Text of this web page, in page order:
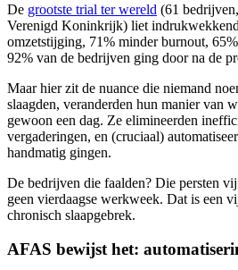
De grootste trial ter wereld (61
Verenigd Koninkrijk) liet
omzetstijging, 71% minder burnout,
92% van de bedrijven ging door na de
Maar hier zit de nuance die niemand
slaagden, veranderden hun manier van
gewoon een dag. Ze elimineerden
vergaderingen, en (cruciaal)
handmatig gingen.
De bedrijven die faalden? Die persten
geen vierdaagse werkweek. Dat is een
chronisch slaapgebrek.
AFAS bewijst het: